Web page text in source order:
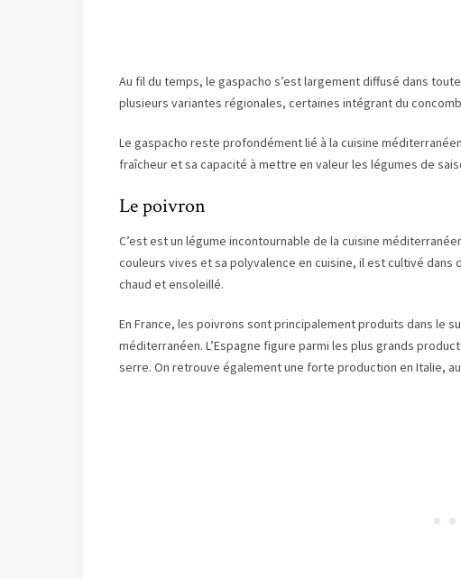
Au fil du temps, le gaspacho s’est largement diffusé dans
plusieurs variantes régionales, certaines intégrant du
Le gaspacho reste profondément lié à la cuisine
fraîcheur et sa capacité à mettre en valeur les légumes de
Le poivron
C’est est un légume incontournable de la cuisine
couleurs vives et sa polyvalence en cuisine, il est cultivé
chaud et ensoleillé.
En France, les poivrons sont principalement produits dans le
méditerranéen. L’Espagne figure parmi les plus grands
serre. On retrouve également une forte production en Italie, au